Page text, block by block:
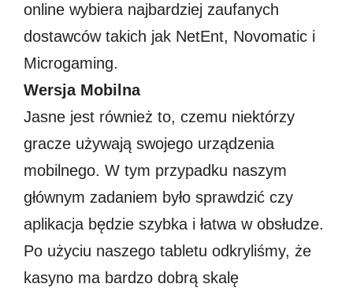
online wybiera najbardziej zaufanych
dostawców takich jak NetEnt, Novomatic i
Microgaming.
Wersja Mobilna
Jasne jest również to, czemu niektórzy
gracze używają swojego urządzenia
mobilnego. W tym przypadku naszym
głównym zadaniem było sprawdzić czy
aplikacja będzie szybka i łatwa w obsłudze.
Po użyciu naszego tabletu odkryliśmy, że
kasyno ma bardzo dobrą skalę